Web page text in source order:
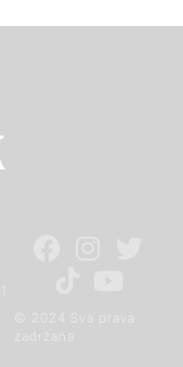
© 2024 Sva prava